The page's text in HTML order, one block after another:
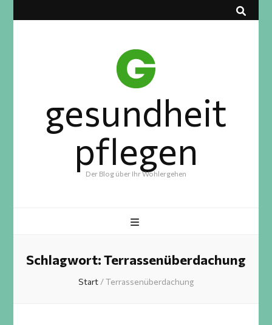
gesundheit
pflegen
Der Blog über Ihr Wohlergehen
Schlagwort:Terrassenüberdachung
Start /Terrassenüberdachung